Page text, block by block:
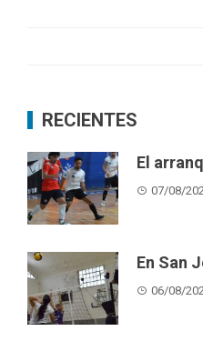
RECIENTES
El
07/08/
En San
06/08/